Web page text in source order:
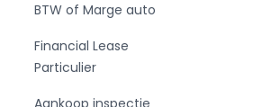
BTW of Marge auto
Financial Lease
Particulier
Aankoop inspectie